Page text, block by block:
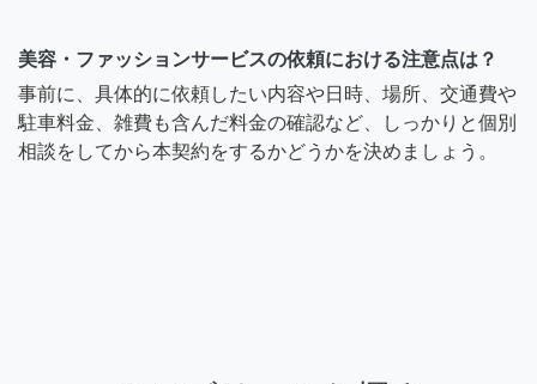
美容・ファッションサービスの依頼における注意点は？
事前に、具体的に依頼したい内容や日時、場所、交通費や
駐車料金、雑費も含んだ料金の確認など、しっかりと個別
相談をしてから本契約をするかどうかを決めましょう。